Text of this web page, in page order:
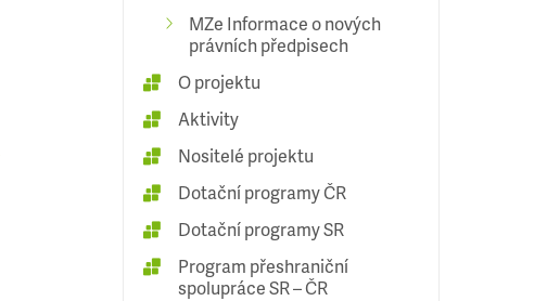
MZe Informace o nových
právních předpisech
O projektu
Aktivity
Nositelé projektu
Dotační programy ČR
Dotační programy SR
Program přeshraniční
spolupráce SR – ČR